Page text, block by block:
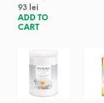
93
lei
ADD TO
CART